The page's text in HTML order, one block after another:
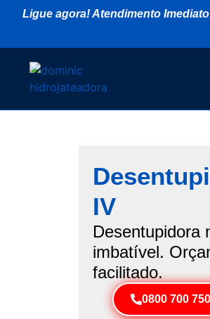
Ligue agora! Atendimento
IV
Desentupidora
imbatível.
facilitado.
0800 700